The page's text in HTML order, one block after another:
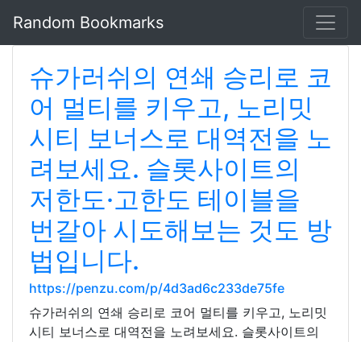
Random Bookmarks
슈가러쉬의 연쇄 승리로 코
어 멀티를 키우고, 노리밋
시티 보너스로 대역전을 노
려보세요. 슬롯사이트의
저한도·고한도 테이블을
번갈아 시도해보는 것도 방
법입니다.
https://penzu.com/p/4d3ad6c233de75fe
슈가러쉬의 연쇄 승리로 코어 멀티를 키우고, 노리밋
시티 보너스로 대역전을 노려보세요. 슬롯사이트의